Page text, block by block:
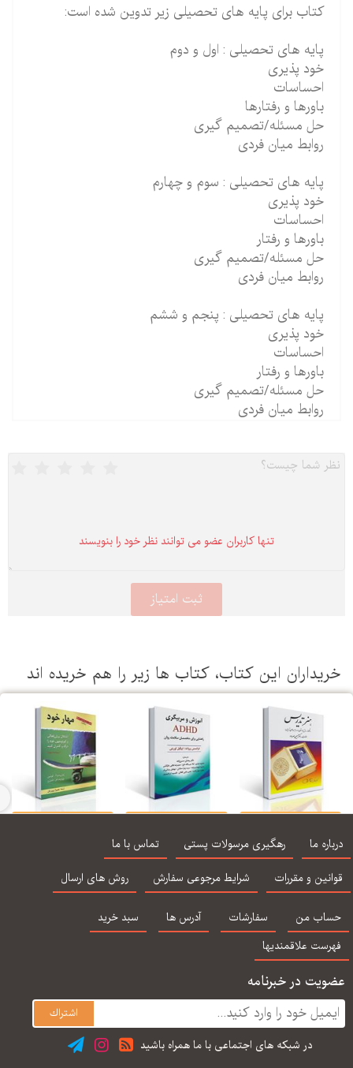
کتاب برای پایه های تحصیلی زیر تدوین شده است:
پایه های تحصیلی : اول و دوم
خود پذیری
احساسات
باورها و رفتارها
حل مسئله/تصمیم گیری
روابط میان فردی
پایه های تحصیلی : سوم و چهارم
خود پذیری
احساسات
باورها و رفتار
حل مسئله/تصمیم گیری
روابط میان فردی
پایه های تحصیلی : پنجم و ششم
خود پذیری
احساسات
باورها و رفتار
حل مسئله/تصمیم گیری
روابط میان فردی
تنها كاربران عضو می توانند نظر خود را بنویسند
این كتاب، كتاب ها زیر را هم خریده اند
ADHD
ما
رهگیری مرسولات پستی
تماس با ما
و مقررات
شرایط مرجوعی سفارش روش های ارسال
من سفارشات آدرس ها
سبد خرید
علاقمندیها
در خبرنامه
در شبكه های اجتماعی با ما همراه باشید